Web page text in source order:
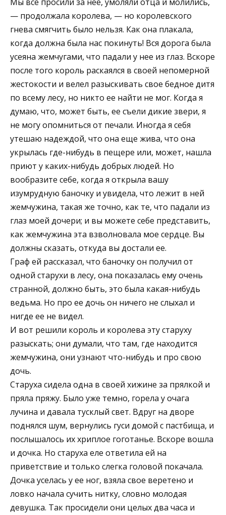
— продолжала королева, — но королевского
гнева смягчить было нельзя. Как она плакала,
когда должна была нас покинуть! Вся дорога была
усеяна жемчугами, что падали у нее из глаз. Вскоре
после того король раскаялся в своей непомерной
жестокости и велел разыскивать свое бедное дитя
по всему лесу, но никто ее найти не мог. Когда я
думаю, что, может быть, ее съели дикие звери, я
не могу опомниться от печали. Иногда я себя
утешаю надеждой, что она еще жива, что она
укрылась где-нибудь в пещере или, может, нашла
приют у каких-нибудь добрых людей. Но
вообразите себе, когда я открыла вашу
изумрудную баночку и увидела, что лежит в ней
жемчужина, такая же точно, как те, что падали из
глаз моей дочери; и вы можете себе представить,
как жемчужина эта взволновала мое сердце. Вы
должны сказать, откуда вы достали ее.
Граф ей рассказал, что баночку он получил от
одной старухи в лесу, она показалась ему очень
странной, должно быть, это была какая-нибудь
ведьма. Но про ее дочь он ничего не слыхал и
нигде ее не видел.
И вот решили король и королева эту старуху
разыскать; они думали, что там, где находится
жемчужина, они узнают что-нибудь и про свою
дочь.
Старуха сидела одна в своей хижине за прялкой и
пряла пряжу. Было уже темно, горела у очага
лучина и давала тусклый свет. Вдруг на дворе
поднялся шум, вернулись гуси домой с пастбища, и
послышалось их хриплое гоготанье. Вскоре вошла
и дочка. Но старуха еле ответила ей на
приветствие и только слегка головой покачала.
Дочка уселась у ее ног, взяла свое веретено и
ловко начала сучить нитку, словно молодая
девушка. Так просидели они целых два часа и